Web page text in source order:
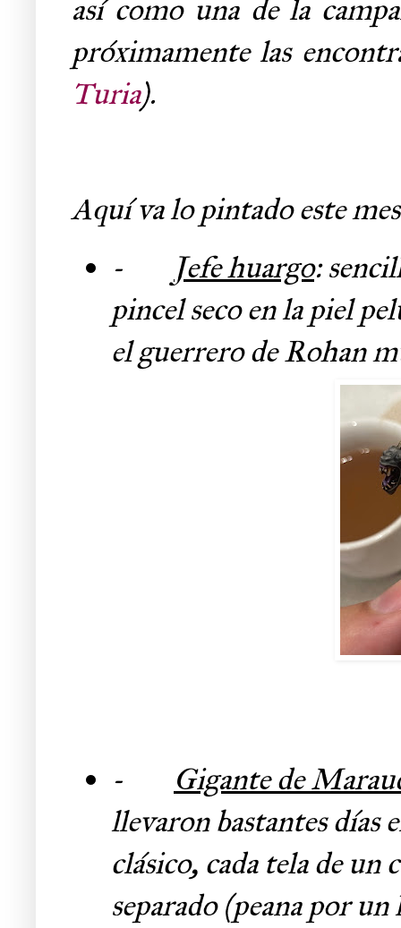
así como una de la
próximamente las
Turia).
Aquí va lo pintado este
-
Jefe huargo:
pincel seco en la piel
el guerrero de Rohan
-
Gigante de
llevaron bastantes días
clásico, cada tela de
separado (peana por